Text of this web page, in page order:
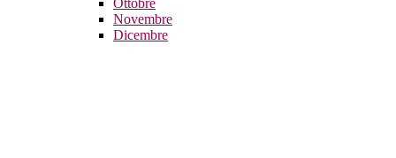
Ottobre
Novembre
Dicembre